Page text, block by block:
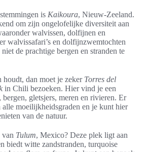
is Kaikoura, Nieuw-Zeeland.
om zijn ongelofelijke diversiteit aan
walvissen, dolfijnen en
walvissafari’s en dolfijnzwemtochten
de prachtige bergen en stranden te
houdt, dan moet je zeker Torres del
in Chili bezoeken. Hier vind je een
gletsjers, meren en rivieren. Er
moeilijkheidsgraden en je kunt hier
van de natuur.
Tulum, Mexico? Deze plek ligt aan
biedt witte zandstranden, turquoise